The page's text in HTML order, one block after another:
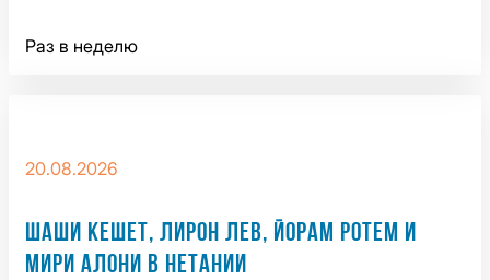
Раз в неделю
20.08.2026
ШАШИ КЕШЕТ, ЛИРОН ЛЕВ, ЙОРАМ РОТЕМ И
МИРИ АЛОНИ В НЕТАНИИ